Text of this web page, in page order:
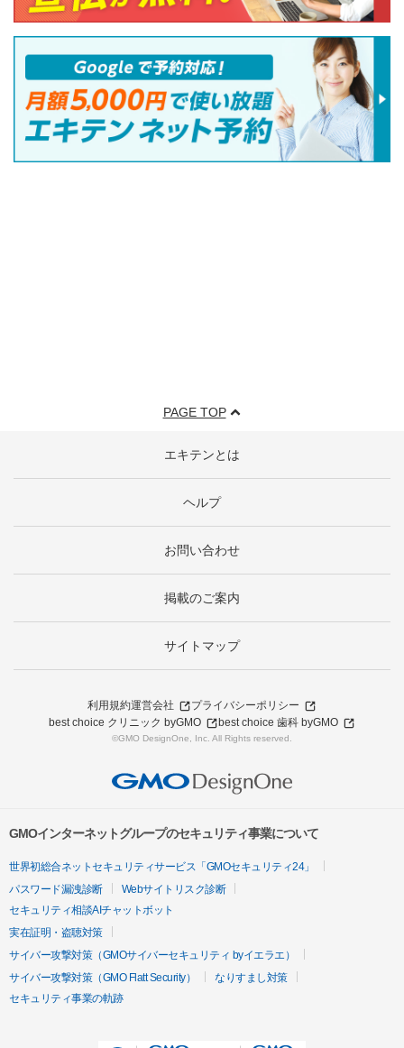
PAGE TOP
エキテンとは
ヘルプ
お問い合わせ
掲載のご案内
サイトマップ
利用規約運営会社
プライバシーポリシー
best choice クリニック byGMO
best choice 歯科 byGMO
©GMO DesignOne, Inc. All Rights reserved.
GMOインターネットグループのセキュリティ事業について
世界初総合ネットセキュリティサービス「GMOセキュリティ24」
パスワード漏洩診断
Webサイトリスク診断
セキュリティ相談AIチャットボット
実在証明・盗聴対策
サイバー攻撃対策（GMOサイバーセキュリティ byイエラエ）
サイバー攻撃対策（GMO Flatt Security）
なりすまし対策
セキュリティ事業の軌跡